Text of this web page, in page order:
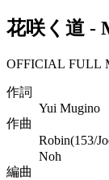
花咲く道-
OFFICIAL FULL
作詞
Yui Mugino
作曲
Robin(153/
Noh
編曲